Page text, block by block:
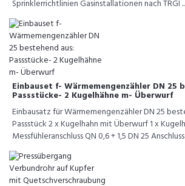
Sprinklerrichtlinien Gasinstallationen nach TRGI ...
Einbauset f- Wärmemengenzähler DN 25
Passstücke- 2 Kugelhähne m- Überwurf
Einbausatz für Wärmemengenzähler DN 25
Passstück 2 x Kugelhahn mit Überwurf 1 x
Messfühleranschluss QN 0,6 + 1,5 DN 25